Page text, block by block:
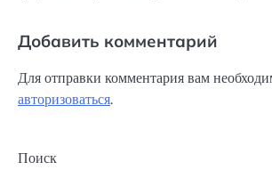
Добавить комментарий
Для отправки комментария вам
авторизоваться.
Поиск